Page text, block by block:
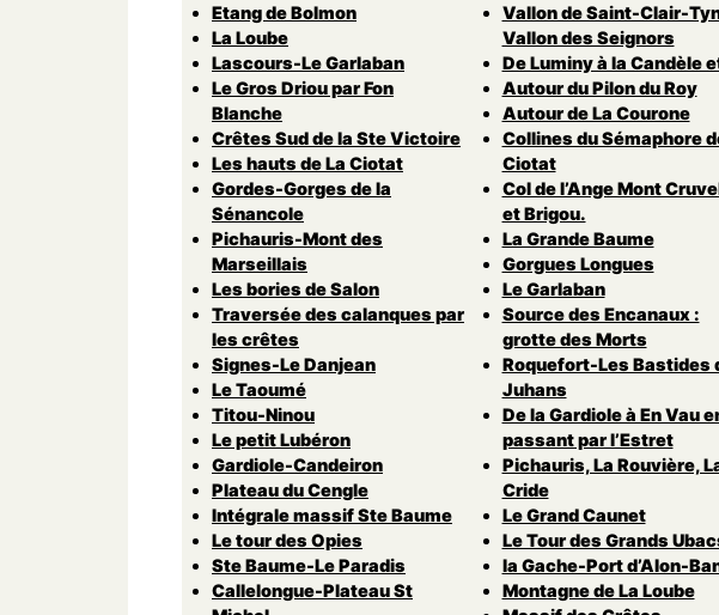
Etang de Bolmon
La Loube
Lascours-Le Garlaban
Le Gros Driou par Fon
Blanche
Crêtes Sud de la Ste Victoire
Les hauts de La Ciotat
Gordes-Gorges de la
Sénancole
Pichauris-Mont des
Marseillais
Les bories de Salon
Traversée des calanques par
les crêtes
Signes-Le Danjean
Le Taoumé
Titou-Ninou
Le petit Lubéron
Gardiole-Candeiron
Plateau du Cengle
Intégrale massif Ste Baume
Le tour des Opies
Ste Baume-Le Paradis
Callelongue-Plateau St
Vallon de Saint-Clair-
Vallon des Seignors
De Luminy à la Candèle
Autour du Pilon du Roy
Autour de La Courone
Collines du Sémaphore
Ciotat
Col de l’Ange Mont
et Brigou.
La Grande Baume
Gorgues Longues
Le Garlaban
Source des Encanaux :
grotte des Morts
Roquefort-Les Bastides
Juhans
De la Gardiole à En Vau
passant par l’Estret
Pichauris, La Rouvière,
Cride
Le Grand Caunet
Le Tour des Grands
la Gache-Port d’Alon-
Montagne de La Loube